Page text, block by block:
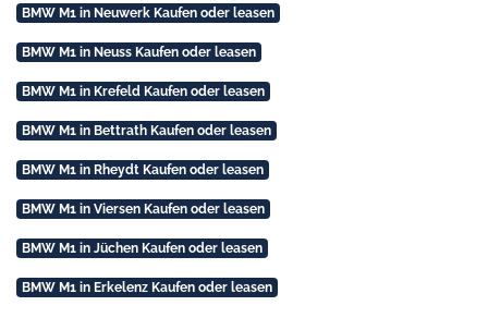
BMW M1 in Neuwerk Kaufen oder leasen
BMW M1 in Neuss Kaufen oder leasen
BMW M1 in Krefeld Kaufen oder leasen
BMW M1 in Bettrath Kaufen oder leasen
BMW M1 in Rheydt Kaufen oder leasen
BMW M1 in Viersen Kaufen oder leasen
BMW M1 in Jüchen Kaufen oder leasen
BMW M1 in Erkelenz Kaufen oder leasen